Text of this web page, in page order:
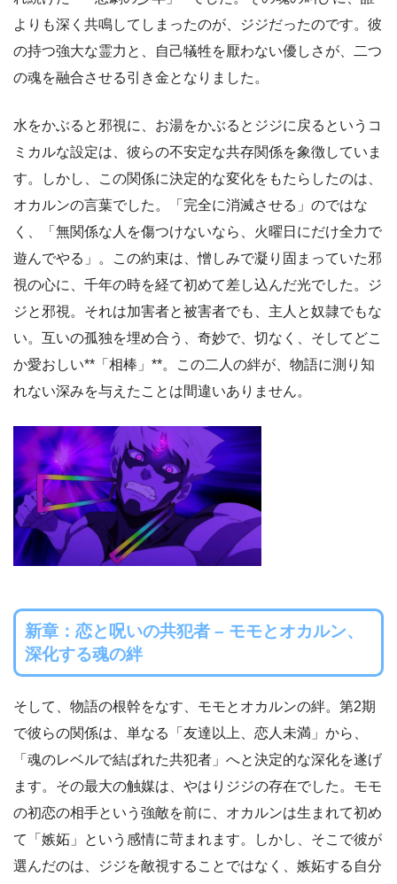
よりも深く共鳴してしまったのが、ジジだったのです。彼
の持つ強大な霊力と、自己犠牲を厭わない優しさが、二つ
の魂を融合させる引き金となりました。
水をかぶると邪視に、お湯をかぶるとジジに戻るというコ
ミカルな設定は、彼らの不安定な共存関係を象徴していま
す。しかし、この関係に決定的な変化をもたらしたのは、
オカルンの言葉でした。「完全に消滅させる」のではな
く、「無関係な人を傷つけないなら、火曜日にだけ全力で
遊んでやる」。この約束は、憎しみで凝り固まっていた邪
視の心に、千年の時を経て初めて差し込んだ光でした。ジ
ジと邪視。それは加害者と被害者でも、主人と奴隷でもな
い。互いの孤独を埋め合う、奇妙で、切なく、そしてどこ
か愛おしい**「相棒」**。この二人の絆が、物語に測り知
れない深みを与えたことは間違いありません。
新章：恋と呪いの共犯者 – モモとオカルン、
深化する魂の絆
そして、物語の根幹をなす、モモとオカルンの絆。第2期
で彼らの関係は、単なる「友達以上、恋人未満」から、
「魂のレベルで結ばれた共犯者」へと決定的な深化を遂げ
ます。その最大の触媒は、やはりジジの存在でした。モモ
の初恋の相手という強敵を前に、オカルンは生まれて初め
て「嫉妬」という感情に苛まれます。しかし、そこで彼が
選んだのは、ジジを敵視することではなく、嫉妬する自分